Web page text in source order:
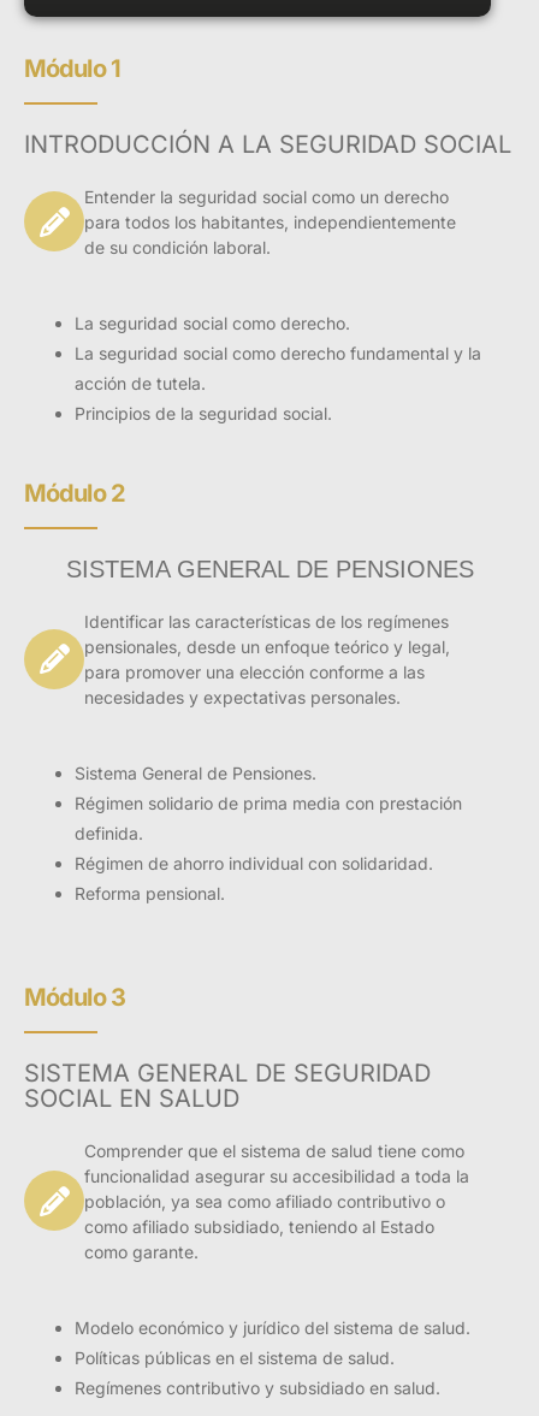
Módulo 1
INTRODUCCIÓN A LA SEGURIDAD SOCIAL
Entender la seguridad social como un derecho
para todos los habitantes, independientemente
de su condición laboral.
La seguridad social como derecho.
La seguridad social como derecho fundamental y la
acción de tutela.
Principios de la seguridad social.
Módulo 2
SISTEMA GENERAL DE PENSIONES
Identificar las características de los regímenes
pensionales, desde un enfoque teórico y legal,
para promover una elección conforme a las
necesidades y expectativas personales.
Sistema General de Pensiones.
Régimen solidario de prima media con prestación
definida.
Régimen de ahorro individual con solidaridad.
Reforma pensional.
Módulo 3
SISTEMA GENERAL DE SEGURIDAD
SOCIAL EN SALUD
Comprender que el sistema de salud tiene como
funcionalidad asegurar su accesibilidad a toda la
población, ya sea como afiliado contributivo o
como afiliado subsidiado, teniendo al Estado
como garante.
Modelo económico y jurídico del sistema de salud.
Políticas públicas en el sistema de salud.
Regímenes contributivo y subsidiado en salud.